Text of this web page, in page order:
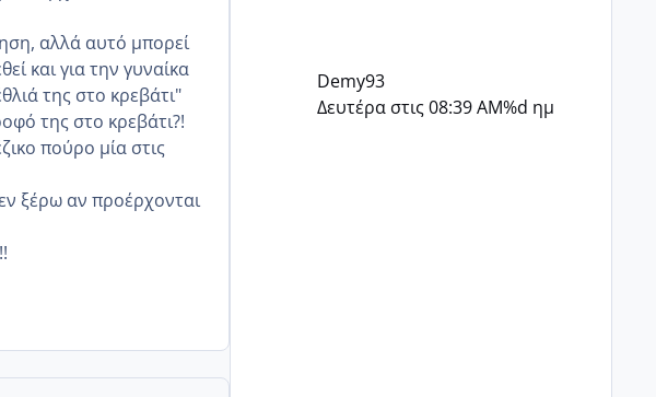
αλλά αυτό μπορεί
και για την γυναίκα
της στο κρεβάτι"
της στο κρεβάτι?!
πούρο μία στις
ξέρω αν προέρχονται
Demy93
Δευτέρα στις 08:39 AM%d ημ